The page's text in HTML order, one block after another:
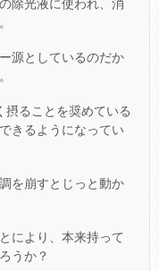
除光液に使われ、消
源としているのだか
ることを奨めている
きるようになってい
を崩すとじっと動か
により、本来持って
うか？